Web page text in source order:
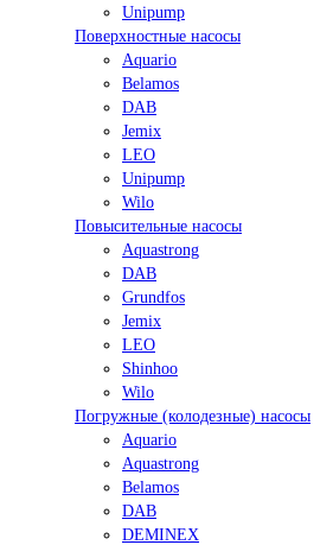
Unipump
Поверхностные насосы
Aquario
Belamos
DAB
Jemix
LEO
Unipump
Wilo
Повысительные насосы
Aquastrong
DAB
Grundfos
Jemix
LEO
Shinhoo
Wilo
Погружные (колодезные) насосы
Aquario
Aquastrong
Belamos
DAB
DEMINEX